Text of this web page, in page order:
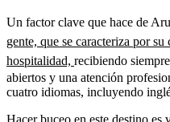
Un factor clave que hace de
gente, que se caracteriza por
hospitalidad, recibiendo
abiertos y una atención
cuatro idiomas, incluyendo
Hacer buceo en este destino